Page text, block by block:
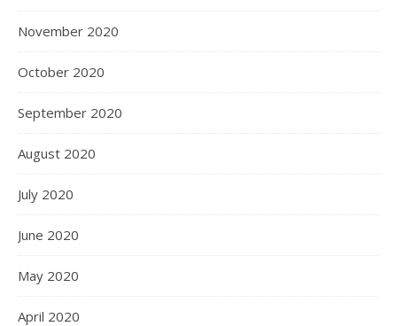
November 2020
October 2020
September 2020
August 2020
July 2020
June 2020
May 2020
April 2020